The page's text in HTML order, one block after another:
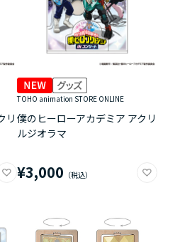
リ
TOHO animation STORE ONLINE
僕のヒーローアカデミア アクリ
ルジオラマ
¥3,000